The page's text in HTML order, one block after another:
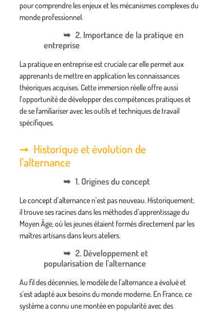
pour comprendre les enjeux et les mécanismes complexes du
monde professionnel.
2. Importance de la pratique en
entreprise
La pratique en entreprise est cruciale car elle permet aux
apprenants de mettre en application les connaissances
théoriques acquises. Cette immersion réelle offre aussi
l’opportunité de développer des compétences pratiques et
de se familiariser avec les outils et techniques de travail
spécifiques.
Historique et évolution de
l’alternance
1. Origines du concept
Le concept d’alternance n’est pas nouveau. Historiquement,
il trouve ses racines dans les méthodes d’apprentissage du
Moyen Âge, où les jeunes étaient formés directement par les
maîtres artisans dans leurs ateliers.
2. Développement et
popularisation de l’alternance
Au fil des décennies, le modèle de l’alternance a évolué et
s’est adapté aux besoins du monde moderne. En France, ce
système a connu une montée en popularité avec des